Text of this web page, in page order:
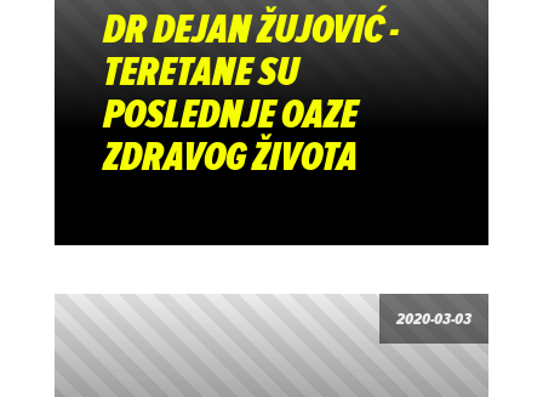
DR DEJAN ŽUJOVIĆ -
TERETANE SU
POSLEDNJE OAZE
ZDRAVOG ŽIVOTA
2020-03-03